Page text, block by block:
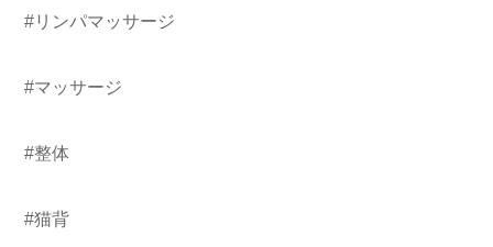
#リンパマッサージ
#マッサージ
#整体
#猫背